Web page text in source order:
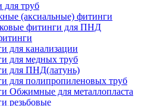
труб
(аксиальные) фитинги
фитинги для ПНД
для канализации
для медных труб
для ПНД(латунь)
для полипропиленовых труб
Обжимные для металлопласта
резьбовые